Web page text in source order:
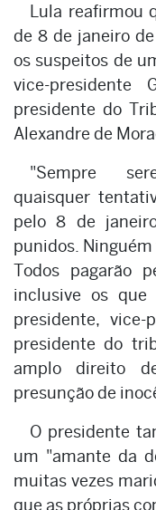
Lula reafirmou
de 8 de janeiro
os suspeitos de
vice-presidente
presidente do
Alexandre de
"Sempre
quaisquer
pelo 8 de
punidos.
Todos pagarão
inclusive os que
presidente,
presidente do
amplo direito
presunção de
O presidente
um "amante da
muitas vezes
que as próprias